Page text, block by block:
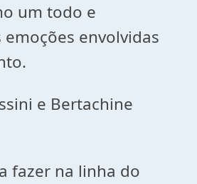
um todo e
envolvidas
e Bertachine
fazer na linha do